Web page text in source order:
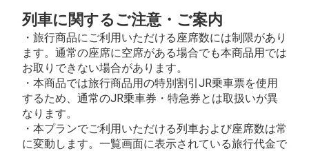
列車に関するご注意・ご案内
・旅行商品にご利用いただける座席数には制限があり
ます。通常の座席に空席がある場合でも本商品用では
お取りできない場合があります。
・本商品では旅行商品用の特別割引JR乗車票を使用
するため、通常のJR乗車券・特急券とは取扱いが異
なります。
・本プランでご利用いただける列車および座席数は常
に変動します。一覧画面に表示されている旅行代金で